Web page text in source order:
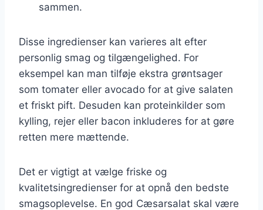
sammen.
Disse ingredienser kan varieres alt efter
personlig smag og tilgængelighed. For
eksempel kan man tilføje ekstra grøntsager
som tomater eller avocado for at give salaten
et friskt pift. Desuden kan proteinkilder som
kylling, rejer eller bacon inkluderes for at gøre
retten mere mættende.
Det er vigtigt at vælge friske og
kvalitetsingredienser for at opnå den bedste
smagsoplevelse. En god Cæsarsalat skal være